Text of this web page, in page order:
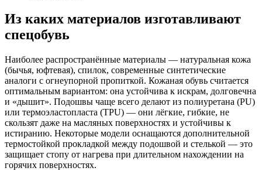
Из каких материалов изготавливают
спецобувь
Наиболее распространённые материалы — натуральная кожа
(бычья, юфтевая), спилок, современные синтетические
аналоги с огнеупорной пропиткой. Кожаная обувь считается
оптимальным вариантом: она устойчива к искрам, долговечна
и «дышит». Подошвы чаще всего делают из полиуретана (PU)
или термоэластопласта (TPU) — они лёгкие, гибкие, не
скользят даже на масляных поверхностях и устойчивы к
истиранию. Некоторые модели оснащаются дополнительной
термостойкой прокладкой между подошвой и стелькой — это
защищает стопу от нагрева при длительном нахождении на
горячих поверхностях.